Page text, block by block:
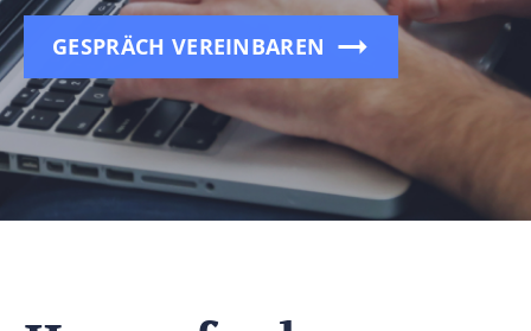
GESPRÄCH VEREINBAREN